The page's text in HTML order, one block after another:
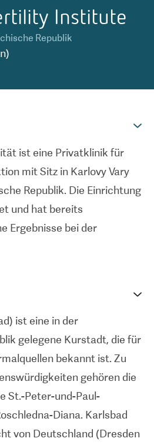
Institute
Republik
)
ist eine Privatklinik für
mit Sitz in Karlovy Vary
Republik. Die Einrichtung
und hat bereits
Ergebnisse bei der
Petr Uher ist der Gründer
zeichnet sich durch ein
professionelles Team,
Technologien und
Pflegestandard aus.Zu den
Behandlungen
(IVF), die Spende
die Diagnose von
ist eine in der
gelegene Kurstadt, die für
bekannt ist. Zu
gehören die
St.-Peter-und-Paul-
Diana. Karlsbad
von Deutschland (Dresden